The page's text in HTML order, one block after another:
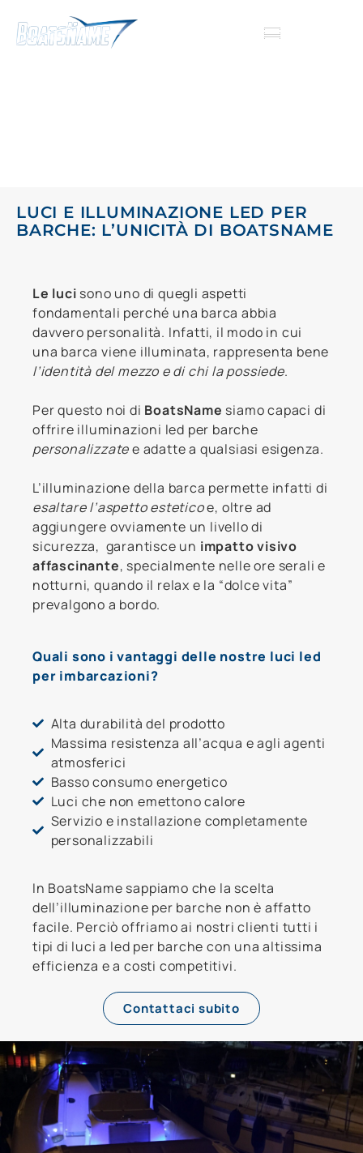
LUCI E ILLUMINAZIONE LED PER
BARCHE: L’UNICITÀ DI BOATSNAME
Le luci sono uno di quegli aspetti
fondamentali perché una barca abbia
davvero personalità. Infatti, il modo in cui
una barca viene illuminata, rappresenta bene
l’identità del mezzo e di chi la possiede.
Per questo noi di BoatsName siamo capaci di
offrire illuminazioni led per barche
personalizzatee adatte a qualsiasi esigenza.
L’illuminazione della barca permette infatti di
esaltare l’aspetto esteticoe, oltre ad
aggiungere ovviamente un livello di
sicurezza, garantisce un impatto visivo
affascinante, specialmente nelle ore serali e
notturni, quando il relax e la “dolce vita”
prevalgono a bordo.
Quali sono i vantaggi delle nostre luci led
per imbarcazioni?
Alta durabilità del prodotto
Massima resistenza all’acqua e agli agenti
atmosferici
Basso consumo energetico
Luci che non emettono calore
Servizio e installazione completamente
personalizzabili
In BoatsName sappiamo che la scelta
dell’illuminazione per barche non è affatto
facile. Perciò offriamo ai nostri clienti tutti i
tipi di luci a led per barche con una altissima
efficienza e a costi competitivi.
Contattaci subito